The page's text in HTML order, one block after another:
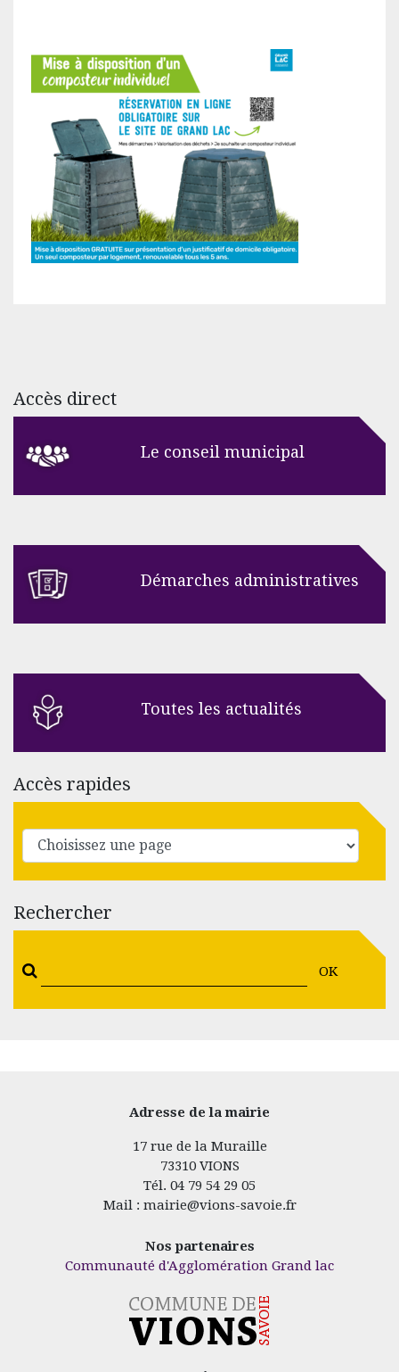
Accès direct
Le conseil municipal
Démarches administratives
Toutes les actualités
Accès rapides
Rechercher
OK
Adresse de la mairie
17 rue de la Muraille
73310 VIONS
Tél. 04 79 54 29 05
Mail : mairie@vions-savoie.fr
Nos partenaires
Communauté d'Agglomération Grand lac